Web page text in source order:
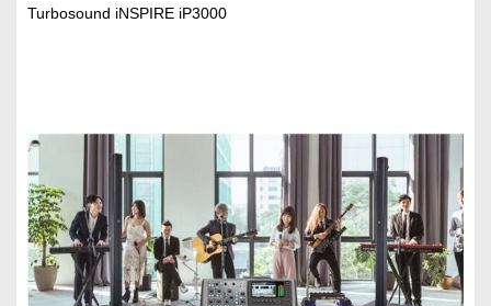
Turbosound iNSPIRE iP3000